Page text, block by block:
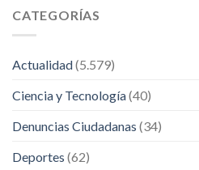
CATEGORÍAS
Actualidad(5.579)
Ciencia y Tecnología(40)
Denuncias Ciudadanas (34)
Deportes (62)